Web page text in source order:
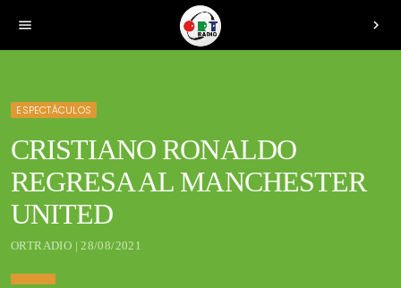
menu chevron_right
ESPECTÁCULOS
CRISTIANO RONALDO
REGRESA AL MANCHESTER
UNITED
ORTRADIO | 28/08/2021